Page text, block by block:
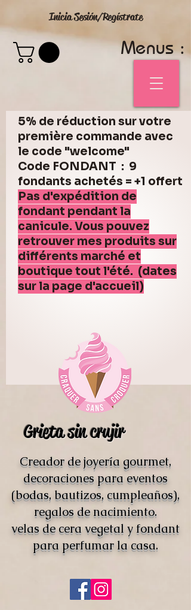
Inicia Sesión/Regístrate
Menus :
5% de réduction sur votre
première commande avec
le code "welcome"
Code FONDANT : 9
fondants achetés = +1 offert
Pas d'expédition de
fondant pendant la
canicule. Vous pouvez
retrouver mes produits sur
différents marché et
boutique tout l'été. (dates
sur la page d'accueil)
Grieta sin crujir
Creador de joyería gourmet,
decoraciones para eventos
(bodas, bautizos, cumpleaños),
regalos de nacimiento.
velas de cera vegetal y fondant
para perfumar la casa.